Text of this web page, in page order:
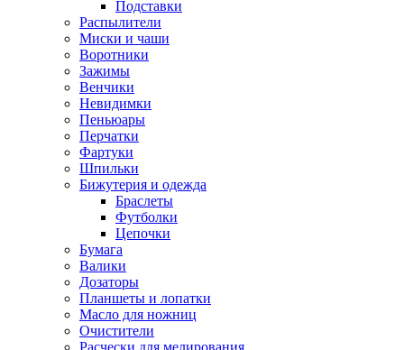
Подставки
Распылители
Миски и чаши
Воротники
Зажимы
Венчики
Невидимки
Пеньюары
Перчатки
Фартуки
Шпильки
Бижутерия и одежда
Браслеты
Футболки
Цепочки
Бумага
Валики
Дозаторы
Планшеты и лопатки
Масло для ножниц
Очистители
Расчески для мелирования